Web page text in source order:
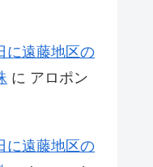
に遠藤地区の
に アロポン
に遠藤地区の